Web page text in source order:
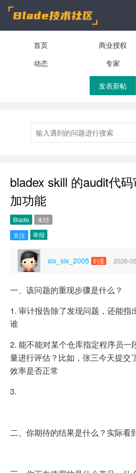
首页 商业授权
动态
专家
发表新帖
bladex skill 的audit代
加功能
Blade
未结
关注
举报
six_six_2005 剑圣 2026-
一、该问题的重现步骤是什么？
1. 审计报告除了发现问题，还能指
谁
2. 能不能对某个仓库指定程序员一
量进行评估？比如，张三今天提交
效率是否正常
3.
二、你期待的结果是什么？实际看